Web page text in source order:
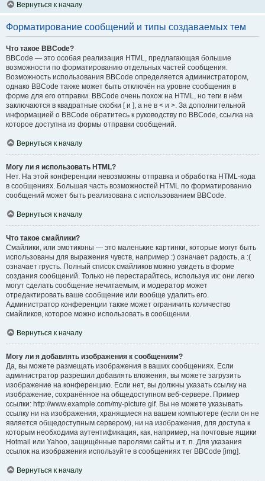
Вернуться к началу
Форматирование сообщений и типы создаваемых тем
Что такое BBCode?
BBCode — это особая реализация HTML, предлагающая большие
возможности по форматированию отдельных частей сообщения.
Возможность использования BBCode определяется администратором,
однако BBCode также может быть отключён на уровне сообщения в
форме для его отправки. BBCode очень похож на HTML, но теги в нём
заключаются в квадратные скобки [ и ], а не в < и >. За дополнительной
информацией о BBCode обратитесь к руководству по BBCode, ссылка на
которое доступна из формы отправки сообщений.
Вернуться к началу
Могу ли я использовать HTML?
Нет. На этой конференции невозможны отправка и обработка HTML-кода
в сообщениях. Большая часть возможностей HTML по форматированию
сообщений может быть реализована с использованием BBCode.
Вернуться к началу
Что такое смайлики?
Смайлики, или эмотиконы — это маленькие картинки, которые могут быть
использованы для выражения чувств, например :) означает радость, а :(
означает грусть. Полный список смайликов можно увидеть в форме
создания сообщений. Только не перестарайтесь, используя их: они легко
могут сделать сообщение нечитаемым, и модератор может
отредактировать ваше сообщение или вообще удалить его.
Администратор конференции также может ограничить количество
смайликов, которое можно использовать в сообщении.
Вернуться к началу
Могу ли я добавлять изображения к сообщениям?
Да, вы можете размещать изображения в ваших сообщениях. Если
администратор разрешил добавлять вложения, вы можете загрузить
изображение на конференцию. Если нет, вы должны указать ссылку на
изображение, сохранённое на общедоступном веб-сервере. Пример
ссылки: http://www.example.com/my-picture.gif. Вы не можете указывать
ссылку ни на изображения, хранящиеся на вашем компьютере (если он не
является общедоступным сервером), ни на изображения, для доступа к
которым необходима аутентификация, как, например, на почтовые ящики
Hotmail или Yahoo, защищённые паролями сайты и т. п. Для указания
ссылок на изображения используйте в сообщениях тег BBCode [img].
Вернуться к началу